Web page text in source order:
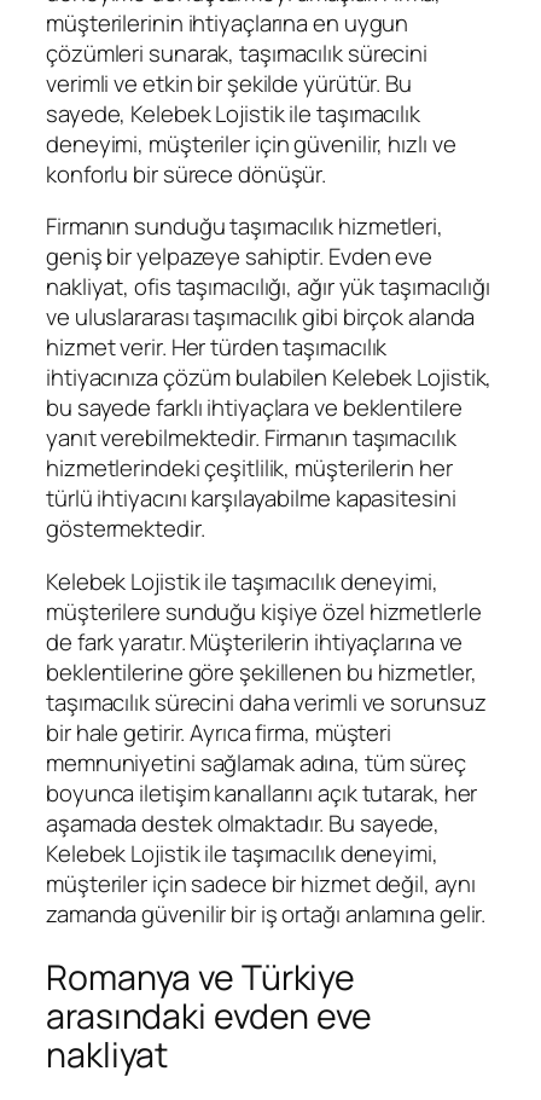
müşterilerinin ihtiyaçlarına en uygun
çözümleri sunarak, taşımacılık sürecini
verimli ve etkin bir şekilde yürütür. Bu
sayede, Kelebek Lojistik ile taşımacılık
deneyimi, müşteriler için güvenilir, hızlı ve
konforlu bir sürece dönüşür.
Firmanın sunduğu taşımacılık hizmetleri,
geniş bir yelpazeye sahiptir. Evden eve
nakliyat, ofis taşımacılığı, ağır yük taşımacılığı
ve uluslararası taşımacılık gibi birçok alanda
hizmet verir. Her türden taşımacılık
ihtiyacınıza çözüm bulabilen Kelebek Lojistik,
bu sayede farklı ihtiyaçlara ve beklentilere
yanıt verebilmektedir. Firmanın taşımacılık
hizmetlerindeki çeşitlilik, müşterilerin her
türlü ihtiyacını karşılayabilme kapasitesini
göstermektedir.
Kelebek Lojistik ile taşımacılık deneyimi,
müşterilere sunduğu kişiye özel hizmetlerle
de fark yaratır. Müşterilerin ihtiyaçlarına ve
beklentilerine göre şekillenen bu hizmetler,
taşımacılık sürecini daha verimli ve sorunsuz
bir hale getirir. Ayrıca firma, müşteri
memnuniyetini sağlamak adına, tüm süreç
boyunca iletişim kanallarını açık tutarak, her
aşamada destek olmaktadır. Bu sayede,
Kelebek Lojistik ile taşımacılık deneyimi,
müşteriler için sadece bir hizmet değil, aynı
zamanda güvenilir bir iş ortağı anlamına gelir.
Romanya ve Türkiye
arasındaki evden eve
nakliyat